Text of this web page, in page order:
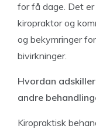
for få dage. Det
kiropraktor og
og bekymringer
bivirkninger.
Hvordan
andre
Kiropraktisk